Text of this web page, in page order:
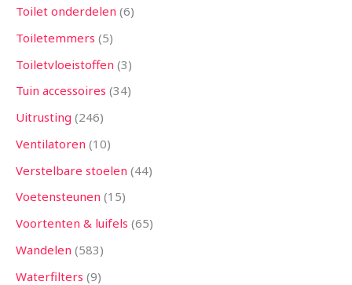
Toilet onderdelen 6
Toiletemmers 5
Toiletvloeistoffen 3
Tuin accessoires 34
Uitrusting 246
Ventilatoren 10
Verstelbare stoelen 44
Voetensteunen 15
Voortenten & luifels 65
Wandelen 583
Waterfilters 9